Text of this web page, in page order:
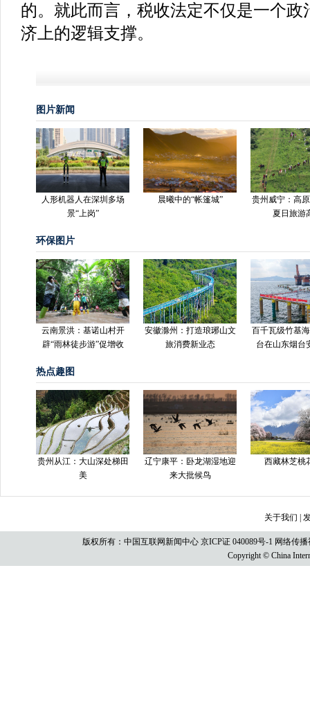
的。就此而言，税收法定不仅是一个
济上的逻辑支撑。